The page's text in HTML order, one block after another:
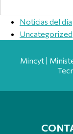
Noticias del día
Uncategorized
Mincyt |